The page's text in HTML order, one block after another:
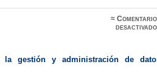
≈
la gestión y administración de